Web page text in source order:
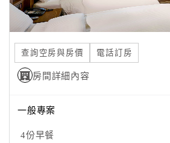
查詢空房與房價 電話訂房
房間詳細內容
一般專案
4份早餐